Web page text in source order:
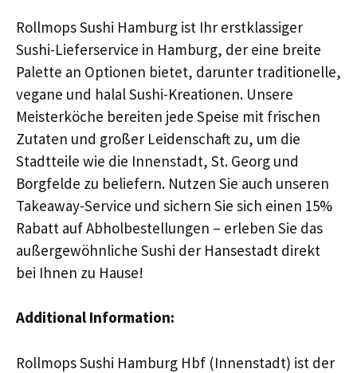
Rollmops Sushi Hamburg ist Ihr erstklassiger
Sushi-Lieferservice in Hamburg, der eine breite
Palette an Optionen bietet, darunter traditionelle,
vegane und halal Sushi-Kreationen. Unsere
Meisterköche bereiten jede Speise mit frischen
Zutaten und großer Leidenschaft zu, um die
Stadtteile wie die Innenstadt, St. Georg und
Borgfelde zu beliefern. Nutzen Sie auch unseren
Takeaway-Service und sichern Sie sich einen 15%
Rabatt auf Abholbestellungen – erleben Sie das
außergewöhnliche Sushi der Hansestadt direkt
bei Ihnen zu Hause!
Additional Information:
Rollmops Sushi Hamburg Hbf (Innenstadt) ist der